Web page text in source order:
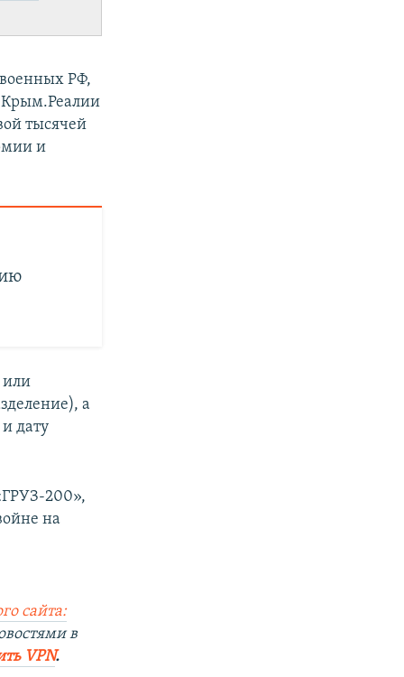
РФ,
Крым.Реалии
тысячей
и
или
а
дату
200»,
на
сайта:
в
VPN.